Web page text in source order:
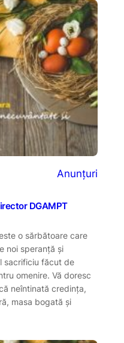
Anunțuri
DGAMPT
o sărbătoare care
noi speranță și
sacrificiu făcut de
omenire. Vă doresc
neîntinată credința,
masa bogată și